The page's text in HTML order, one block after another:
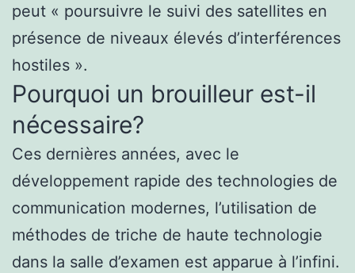
peut « poursuivre le suivi des satellites en
présence de niveaux élevés d’interférences
hostiles ».
Pourquoi un brouilleur est-il
nécessaire?
Ces dernières années, avec le
développement rapide des technologies de
communication modernes, l’utilisation de
méthodes de triche de haute technologie
dans la salle d’examen est apparue à l’infini.